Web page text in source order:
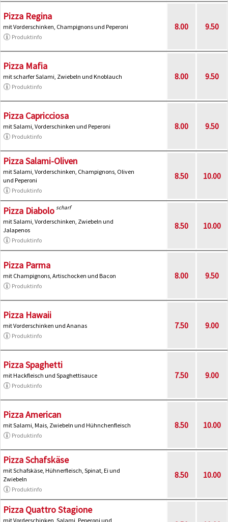
Pizza Regina
mit Vorderschinken, Champignons und Peperoni
Produktinfo
8.00 9.50
Pizza Mafia
mit scharfer Salami, Zwiebeln und Knoblauch
Produktinfo
8.00 9.50
Pizza Capricciosa
mit Salami, Vorderschinken und Peperoni
Produktinfo
8.00 9.50
Pizza Salami-Oliven
mit Salami, Vorderschinken, Champignons, Oliven
und Peperoni
Produktinfo
8.50 10.00
Pizza Diabolo scharf
mit Salami, Vorderschinken, Zwiebeln und
Jalapenos
Produktinfo
8.50 10.00
Pizza Parma
mit Champignons, Artischocken und Bacon
Produktinfo
8.00 9.50
Pizza Hawaii
mit Vorderschinken und Ananas
Produktinfo
7.50 9.00
Pizza Spaghetti
mit Hackfleisch und Spaghettisauce
Produktinfo
7.50 9.00
Pizza American
mit Salami, Mais, Zwiebeln und Hühnchenfleisch
Produktinfo
8.50 10.00
Pizza Schafskäse
mit Schafskäse, Hühnerfleisch, Spinat, Ei und
Zwiebeln
Produktinfo
8.50 10.00
Pizza Quattro Stagione
mit Vorderschinken, Salami, Peperoni und